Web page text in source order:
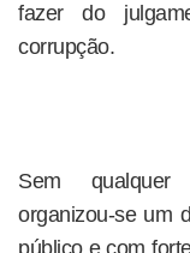
fazer do
corrupção.
Sem qualquer
organizou-se um
público e com